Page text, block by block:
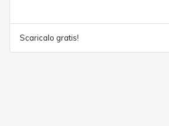
Scaricalo gratis!